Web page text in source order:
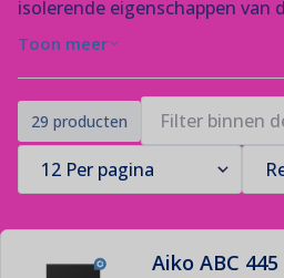
Montage Materiaal
De fundering van jouw zonne-
Offerte aanvraag
Registreren
isolerende eigenschappen van
geïntegreerde zonnecellen
zonnecellen ertussen die
elektriciteit, terwijl het
isolatie biedt. Zo leveren ze
superieure isolatie.
Toon meer
29 producten
Aiko ABC